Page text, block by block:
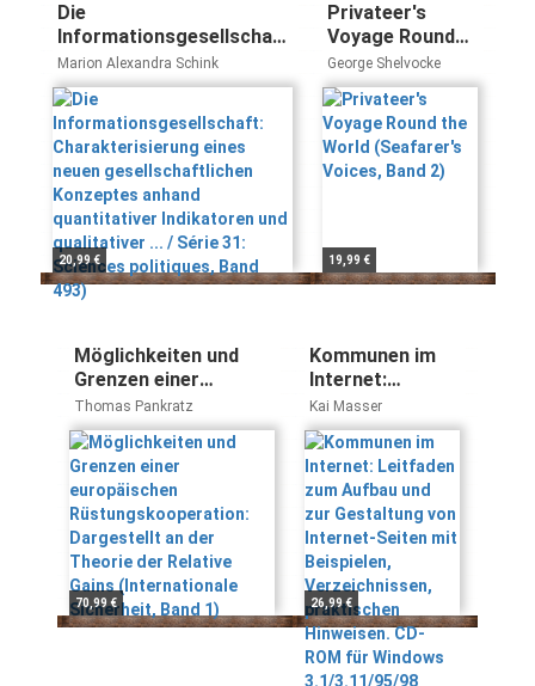
Die
Informationsgesellschaft:
Charakterisierung eines
neuen gesellschaftlichen
Konzeptes anhand
quantitativer Indikatoren
und qualitativer ... / Série
31: Sciences politiques,
Band 493)
Marion Alexandra Schink
20,99 €
Privateer's
Voyage Round
the World
(Seafarer's
Voices, Band 2)
George Shelvocke
19,99 €
Möglichkeiten und
Grenzen einer
europäischen
Rüstungskooperation:
Dargestellt an der
Theorie der Relative
Gains (Internationale
Sicherheit, Band 1)
Thomas Pankratz
70,99 €
Kommunen im
Internet:
Leitfaden zum
Aufbau und zur
Gestaltung von
Internet-Seiten
mit Beispielen,
Verzeichnissen,
praktischen
Hinweisen. CD-
ROM für
Windows
3.1/3.11/95/98
Kai Masser
26,99 €